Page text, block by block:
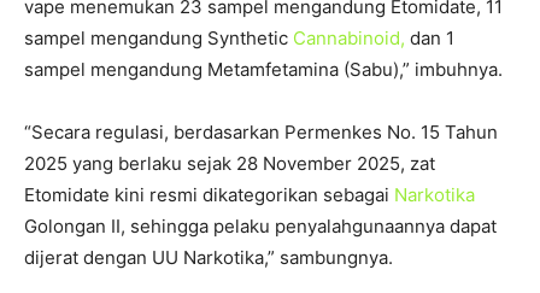
vape menemukan 23 sampel mengandung Etomidate, 11
sampel mengandung Synthetic Cannabinoid, dan 1
sampel mengandung Metamfetamina (Sabu),” imbuhnya.
“Secara regulasi, berdasarkan Permenkes No. 15 Tahun
2025 yang berlaku sejak 28 November 2025, zat
Etomidate kini resmi dikategorikan sebagai Narkotika
Golongan II, sehingga pelaku penyalahgunaannya dapat
dijerat dengan UU Narkotika,” sambungnya.